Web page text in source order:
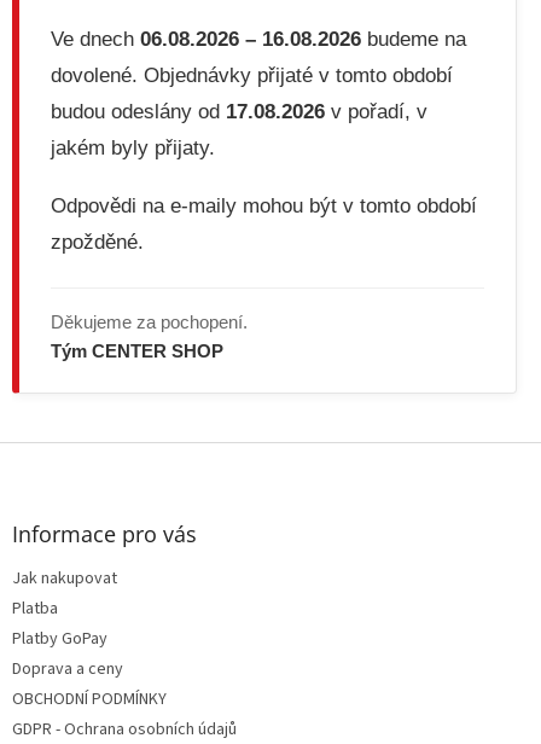
v
k
y
v
s
u
Ve dnech 06.08.2026 – 16.08.2026 budeme na
dovolené. Objednávky přijaté v tomto období
budou odeslány od 17.08.2026 v pořadí, v
jakém byly přijaty.
Odpovědi na e-maily mohou být v tomto období
zpožděné.
Děkujeme za pochopení.
Tým CENTER SHOP
Z
Informace pro vás
Jak nakupovat
Platba
Platby GoPay
Doprava a ceny
OBCHODNÍ PODMÍNKY
GDPR - Ochrana osobních údajů